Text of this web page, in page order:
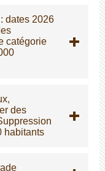
dates 2026
catégorie
des
habitants